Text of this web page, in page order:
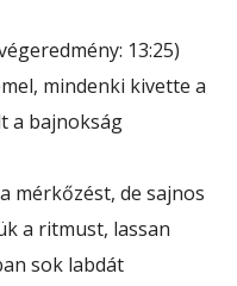
13:25)
mindenki kivette a
a bajnokság
mérkőzést, de sajnos
a ritmust, lassan
sok labdát